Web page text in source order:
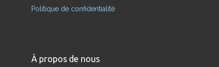
Politique de confidentialité
À propos de nous